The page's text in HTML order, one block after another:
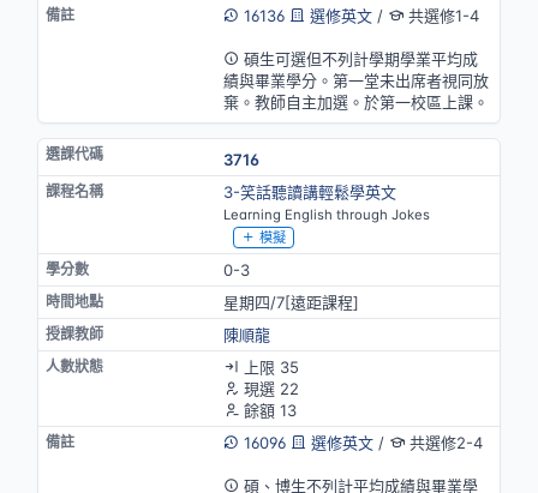
16136
選修英文/ 共選修1-4
碩生可選但不列計學期學業平均成
績與畢業學分。第一堂未出席者視同放
棄。教師自主加選。於第一校區上課。
3716
3-笑話聽讀講輕鬆學英文
Learning English through Jokes
模擬
0-3
星期四/7[遠距課程]
陳順龍
上限 35
現選 22
餘額 13
16096
選修英文/ 共選修2-4
碩、博生不列計平均成績與畢業學